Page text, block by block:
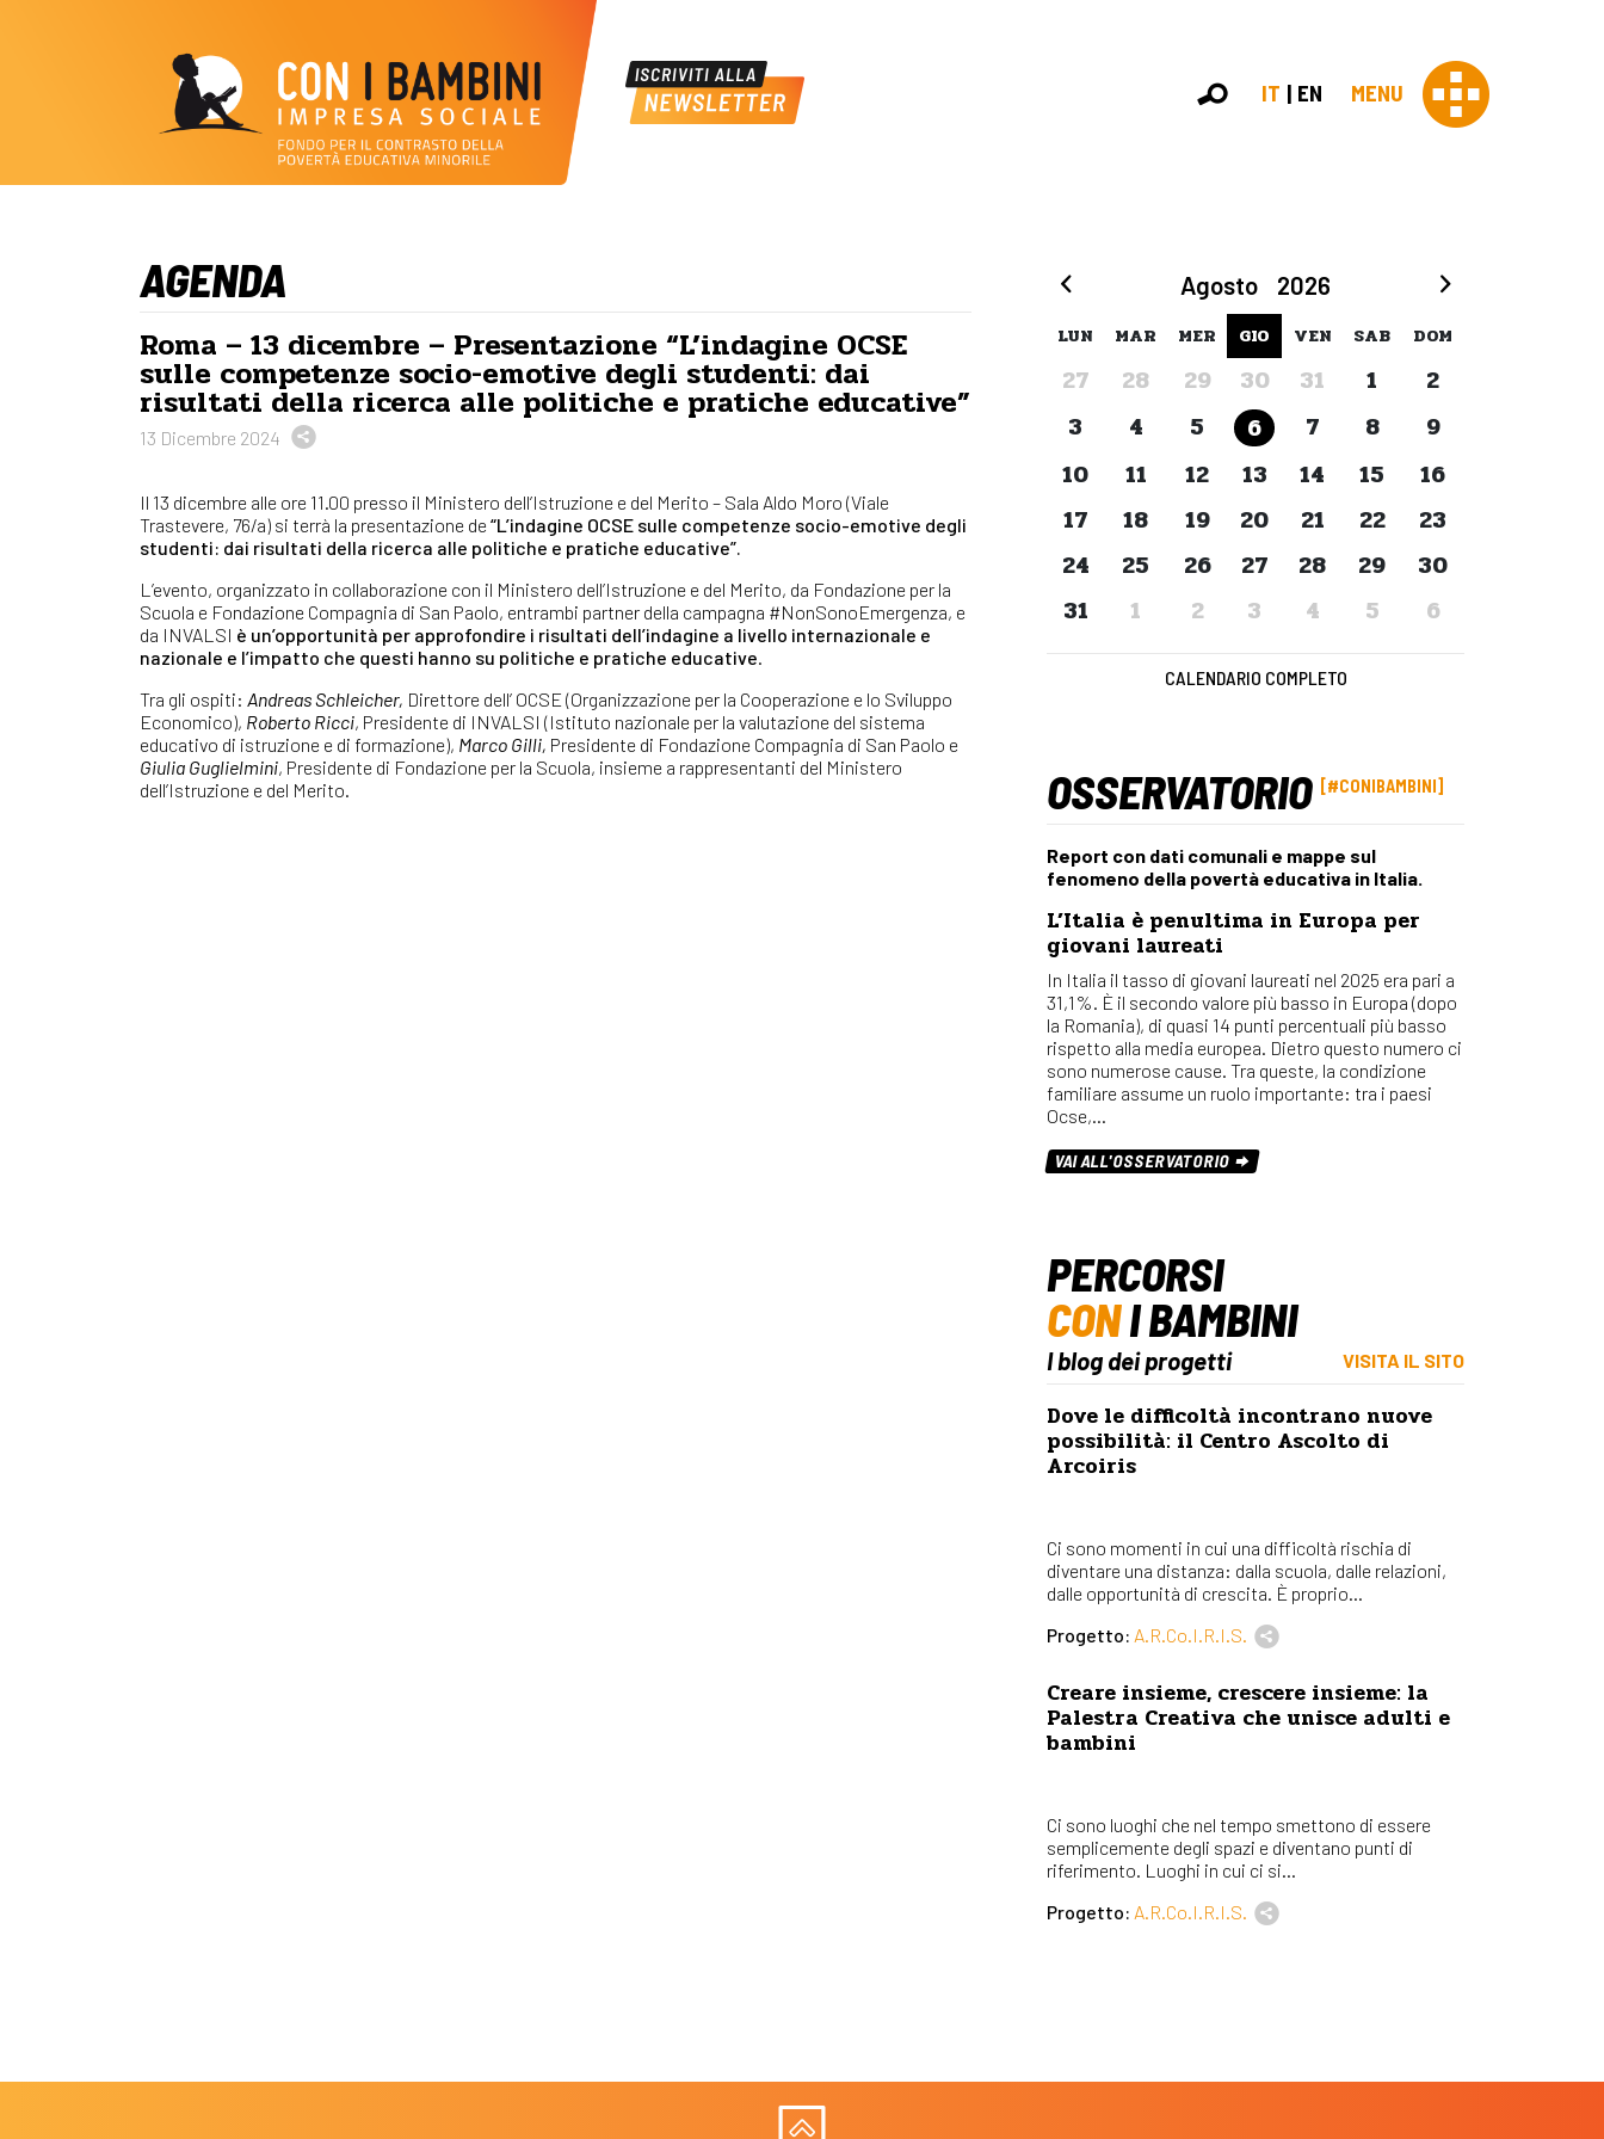
IT EN MENU
AGENDA
Roma – 13 dicembre – Presentazione “L’indagine OCSE
sulle competenze socio-emotive degli studenti: dai
risultati della ricerca alle politiche e pratiche educative”
13 Dicembre 2024
Il 13 dicembre alle ore 11.00 presso il Ministero dell’Istruzione e del Merito – Sala Aldo Moro (Viale
Trastevere, 76/a) si terrà la presentazione de “L’indagine OCSE sulle competenze socio-emotive degli
studenti: dai risultati della ricerca alle politiche e pratiche educative”.
L’evento, organizzato in collaborazione con il Ministero dell’Istruzione e del Merito, da Fondazione per la
Scuola e Fondazione Compagnia di San Paolo, entrambi partner della campagna #NonSonoEmergenza, e
da INVALSI è un’opportunità per approfondire i risultati dell’indagine a livello internazionale e
nazionale e l’impatto che questi hanno su politiche e pratiche educative
Tra gli ospiti: Andreas Schleicher, Direttore dell’ OCSE (Organizzazione per la Cooperazione e lo Sviluppo
Economico), Roberto Ricci, Presidente di INVALSI (Istituto nazionale per la valutazione del sistema
educativo di istruzione e di formazione), Marco Gilli, Presidente di Fondazione Compagnia di San Paolo e
Giulia Guglielmini, Presidente di Fondazione per la Scuola, insieme a rappresentanti del Ministero
dell’Istruzione e del Merito.
Agosto 2026
LUN MAR MER GIO VEN SAB DOM
27 28 29 30 31 1
2
3
4 5 6 7 8
9
10
11 12 13 14 15
16
17
18 19 20 21 22
23
24
25 26 27 28 29
30
31
1 2 3 4 5 6
CALENDARIO COMPLETO
OSSERVATORIO #CONIBAMBINI
Report con dati comunali e mappe sul
fenomeno della povertà educativa in Italia.
L’Italia è penultima in Europa per
giovani laureati
In Italia il tasso di giovani laureati nel 2025 era pari a
31,1%. È il secondo valore più basso in Europa (dopo
la Romania), di quasi 14 punti percentuali più basso
rispetto alla media europea. Dietro questo numero ci
sono numerose cause. Tra queste, la condizione
familiare assume un ruolo importante: tra i paesi
Ocse,…
VAI ALL'OSSERVATORIO
PERCORSI
CONI BAMBINI
I blog dei progetti VISITA IL SITO
Dove le difficoltà incontrano nuove
possibilità: il Centro Ascolto di
Arcoiris
Ci sono momenti in cui una difficoltà rischia di
diventare una distanza: dalla scuola, dalle relazioni,
dalle opportunità di crescita. È proprio...
Progetto: A.R.Co.I.R.I.S.
Creare insieme, crescere insieme: la
Palestra Creativa che unisce adulti e
bambini
Ci sono luoghi che nel tempo smettono di essere
semplicemente degli spazi e diventano punti di
riferimento. Luoghi in cui ci si...
Progetto: A.R.Co.I.R.I.S.